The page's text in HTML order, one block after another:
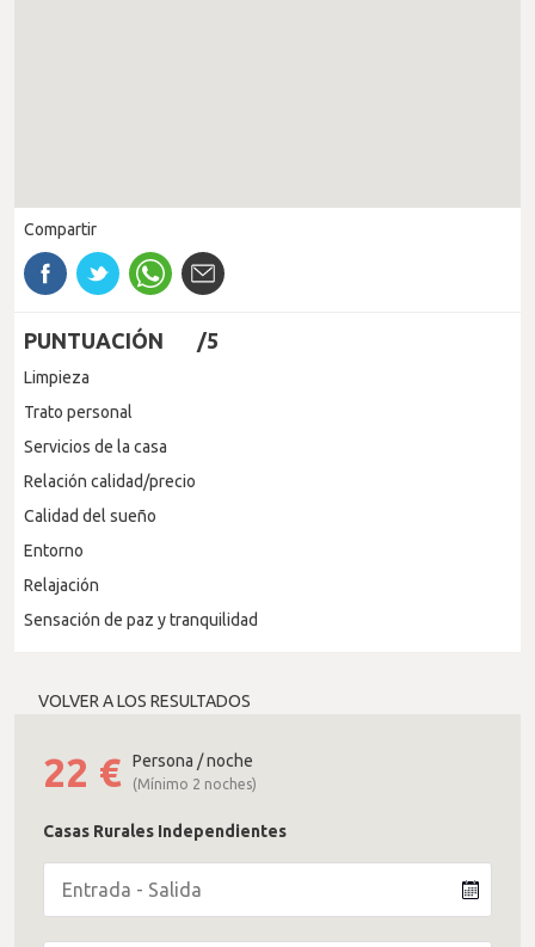
Compartir
PUNTUACIÓN /5
Limpieza
Trato personal
Servicios de la casa
Relación calidad/precio
Calidad del sueño
Entorno
Relajación
Sensación de paz y tranquilidad
VOLVER A LOS RESULTADOS
22 € Persona / noche
(Mínimo 2 noches)
Casas Rurales Independientes